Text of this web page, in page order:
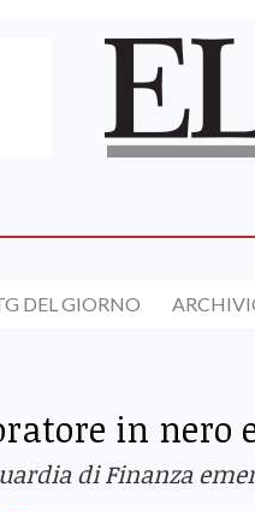
DEL GIORNO
in
di Finanza